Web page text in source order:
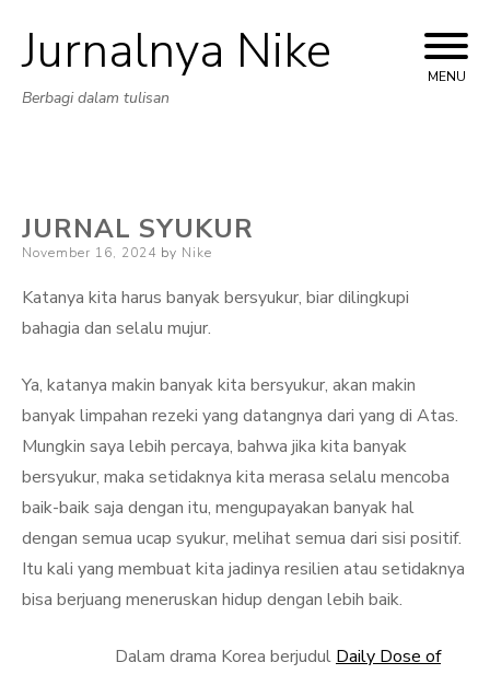
Skip
Jurnalnya Nike
Berbagi dalam tulisan
MENU
JURNAL SYUKUR
Posted
November 16, 2024 by Nike
Katanya kita harus banyak bersyukur, biar dilingkupi
bahagia dan selalu mujur.
Ya, katanya makin banyak kita bersyukur, akan makin
banyak limpahan rezeki yang datangnya dari yang di Atas.
Mungkin saya lebih percaya, bahwa jika kita banyak
bersyukur, maka setidaknya kita merasa selalu mencoba
baik-baik saja dengan itu, mengupayakan banyak hal
dengan semua ucap syukur, melihat semua dari sisi positif.
Itu kali yang membuat kita jadinya resilien atau setidaknya
bisa berjuang meneruskan hidup dengan lebih baik.
Dalam drama Korea berjudul Daily Dose of